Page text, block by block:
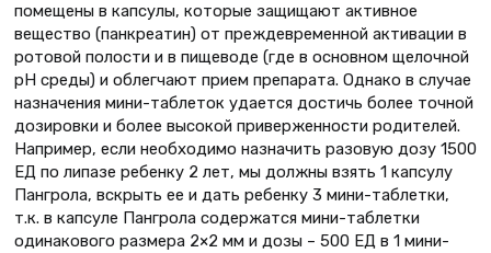
помещены в капсулы, которые защищают активное
вещество (панкреатин) от преждевременной активации в
ротовой полости и в пищеводе (где в основном щелочной
pH среды) и облегчают прием препарата. Однако в случае
назначения мини-таблеток удается достичь более точной
дозировки и более высокой приверженности родителей.
Например, если необходимо назначить разовую дозу 1500
ЕД по липазе ребенку 2 лет, мы должны взять 1 капсулу
Пангрола, вскрыть ее и дать ребенку 3 мини-таблетки,
т.к. в капсуле Пангрола содержатся мини-таблетки
одинакового размера 2×2 мм и дозы – 500 ЕД в 1 мини-